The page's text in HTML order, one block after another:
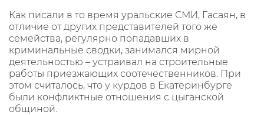
Как писали в то время уральские СМИ, Гасаян, в
отличие от других представителей того же
семейства, регулярно попадавших в
криминальные сводки, занимался мирной
деятельностью – устраивал на строительные
работы приезжающих соотечественников. При
этом считалось, что у курдов в Екатеринбурге
были конфликтные отношения с цыганской
общиной.